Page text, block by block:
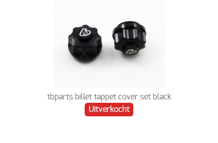
tbparts billet tappet cover set black
Uitverkocht